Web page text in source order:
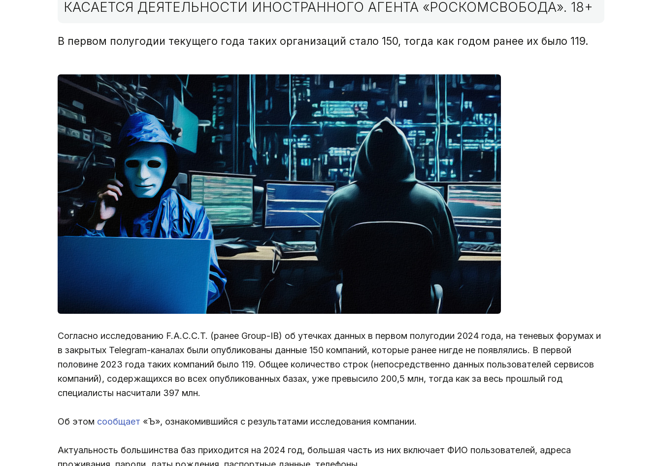
КАСАЕТСЯ ДЕЯТЕЛЬНОСТИ ИНОСТРАННОГО АГЕНТА «РОСКОМСВОБОДА». 18+
В первом полугодии текущего года таких организаций стало 150, тогда как годом ранее их было 119.
Согласно исследованию F.A.С.С.T. (ранее Group-IB) об утечках данных в первом полугодии 2024 года, на теневых форумах и
в закрытых Telegram-каналах были опубликованы данные 150 компаний, которые ранее нигде не появлялись. В первой
половине 2023 года таких компаний было 119. Общее количество строк (непосредственно данных пользователей сервисов
компаний), содержащихся во всех опубликованных базах, уже превысило 200,5 млн, тогда как за весь прошлый год
специалисты насчитали 397 млн.
Об этом сообщает «Ъ», ознакомившийся с результатами исследования компании.
Актуальность большинства баз приходится на 2024 год, большая часть из них включает ФИО пользователей, адреса